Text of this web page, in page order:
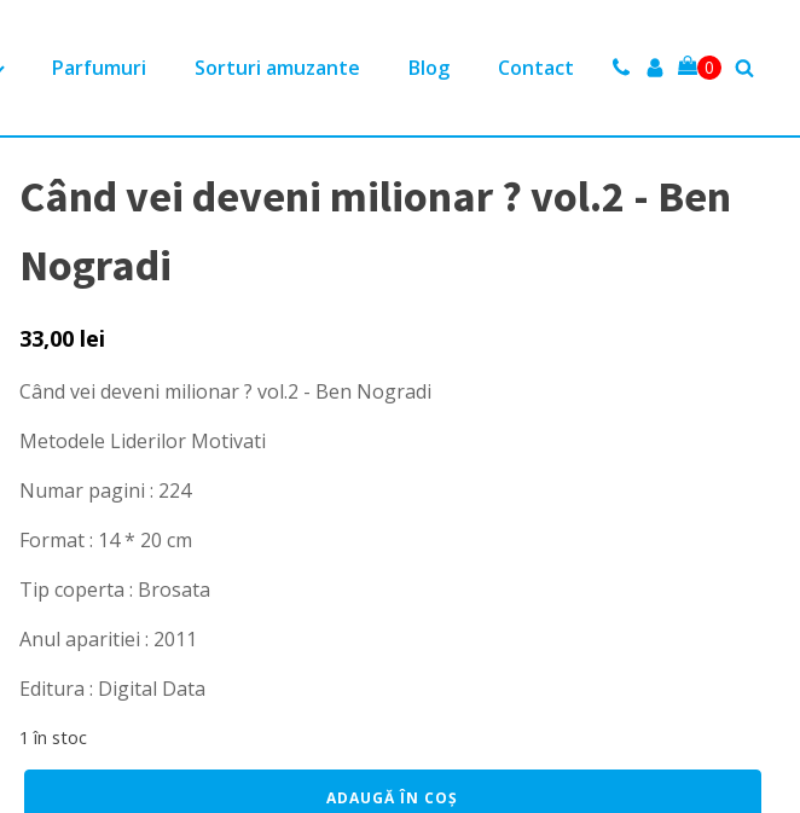
Parfumuri Sorturi amuzante Blog Contact
Când vei deveni milionar ? vol.2 - Ben
Nogradi
33,00 lei
Când vei deveni milionar ? vol.2 - Ben Nogradi
Metodele Liderilor Motivati
Numar pagini : 224
Format : 14 * 20 cm
Tip coperta : Brosata
Anul aparitiei : 2011
Editura : Digital Data
1 în stoc
ADAUGĂ ÎN COȘ